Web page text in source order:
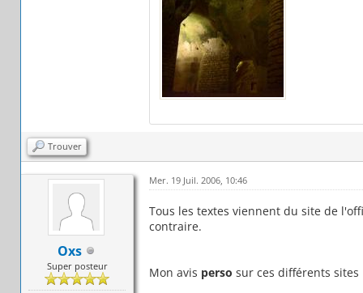
Trouver
Oxs
Super posteur
Mer. 19 Juil. 2006, 10:46
Tous les textes viennent du site de
contraire.
Mon avis perso sur ces différents sites